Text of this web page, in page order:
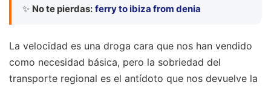
✨ No te pierdas: ferry to ibiza from denia
La velocidad es una droga cara que nos han vendido
como necesidad básica, pero la sobriedad del
transporte regional es el antídoto que nos devuelve la